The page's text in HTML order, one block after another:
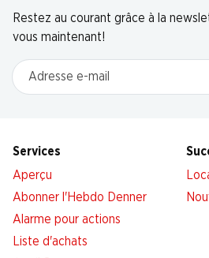
Restez au courant grâce à la
vous maintenant!
Adresse e-mail
Services
Aperçu
Abonner l'Hebdo Denner
Alarme pour actions
Liste d'achats